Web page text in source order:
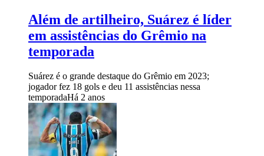
Além de artilheiro, Suárez é líder
em assistências do Grêmio na
temporada
Suárez é o grande destaque do Grêmio em 2023;
jogador fez 18 gols e deu 11 assistências nessa
temporadaHá 2 anos